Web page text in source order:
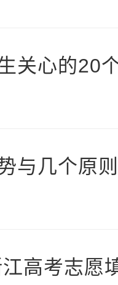
关心的20
与几个原
高考志愿